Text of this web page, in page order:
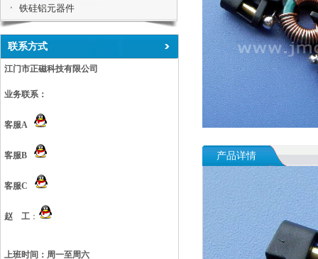
铁硅铝元器件
联系方式
江门市正磁科技有限公司
业务联系：
客服A
客服B
客服C
赵 工 ：
上班时间： 周一至周六
产品详情